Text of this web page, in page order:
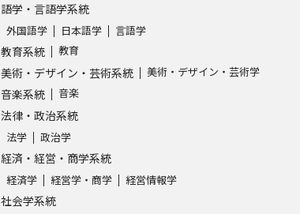
SELFBRAND特集ページ
オープンキャンパスなどを調べる
オープンキャンパス検索
語学・言語学系統
外国語学 日本語学 言語学
教育系統 教育
美術・デザイン・芸術系統 美術・デザイン・芸術学
音楽系統 音楽
法律・政治系統
法学 政治学
経済・経営・商学系統
経済学 経営学・商学 経営情報学
社会学系統